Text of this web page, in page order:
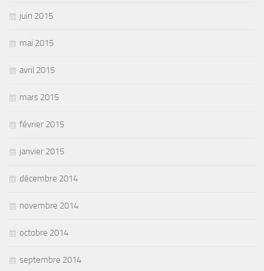
juin 2015
mai 2015
avril 2015
mars 2015
février 2015
janvier 2015
décembre 2014
novembre 2014
octobre 2014
septembre 2014